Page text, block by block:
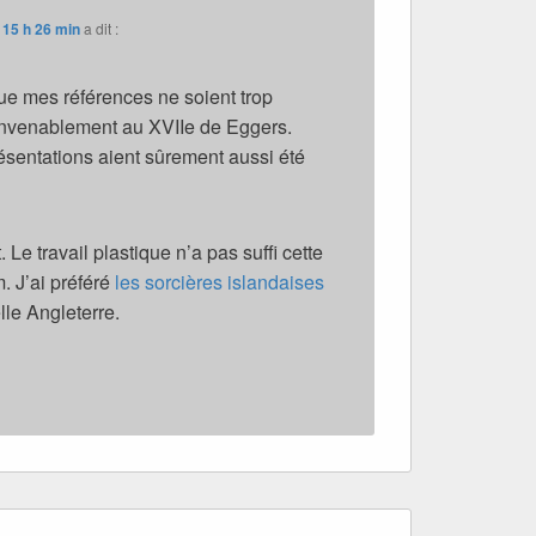
h 26 mina dit :
mes références ne soient trop
au XVIIe de Eggers.
aient sûrement aussi été
travail plastique n’a pas suffi cette
J’ai préféré les sorcières islandaises
Angleterre.